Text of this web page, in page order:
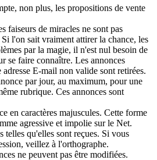
non plus, les propositions de vente
faiseurs de miracles ne sont pas
Si l'on sait vraiment attirer la chance, les
par la magie, il n'est nul besoin de
se faire connaître. Les annonces
E-mail non valide sont retirées.
par jour, au maximum, pour une
rubrique. Ces annonces sont
en caractères majuscules. Cette forme
agressive et impolie sur le Net.
telles qu'elles sont reçues. Si vous
veillez à l'orthographe.
ne peuvent pas être modifiées.